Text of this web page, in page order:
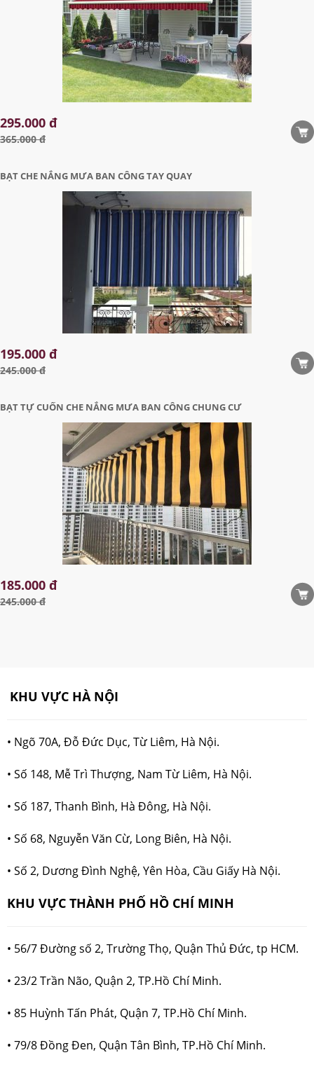
295.000 đ
365.000 đ
BẠT CHE NẮNG MƯA BAN CÔNG TAY QUAY
195.000 đ
245.000 đ
BẠT TỰ CUỐN CHE NẮNG MƯA BAN CÔNG CHUNG CƯ
185.000 đ
245.000 đ
KHU VỰC HÀ NỘI
• Ngõ 70A, Đỗ Đức Dục, Từ Liêm, Hà Nội.
• Số 148, Mễ Trì Thượng, Nam Từ Liêm, Hà Nội.
• Số 187, Thanh Bình, Hà Đông, Hà Nội.
• Số 68, Nguyễn Văn Cừ, Long Biên, Hà Nội.
• Số 2, Dương Đình Nghệ, Yên Hòa, Cầu Giấy Hà Nội.
KHU VỰC THÀNH PHỐ HỒ CHÍ MINH
• 56/7 Đường số 2, Trường Thọ, Quận Thủ Đức, tp HCM.
• 23/2 Trần Não, Quận 2, TP.Hồ Chí Minh.
• 85 Huỳnh Tấn Phát, Quận 7, TP.Hồ Chí Minh.
• 79/8 Đồng Đen, Quận Tân Bình, TP.Hồ Chí Minh.